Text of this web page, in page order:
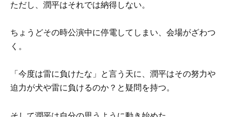
ただし、潤平はそれでは納得しない。
ちょうどその時公演中に停電してしまい、会場がざわつ
く。
「今度は雷に負けたな」と言う天に、潤平はその努力や
迫力が犬や雷に負けるのか？と疑問を持つ。